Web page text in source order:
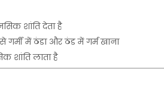
शांति देता है
गर्मी में ठंडा और ठंड में गर्म खाना
शांति लाता है